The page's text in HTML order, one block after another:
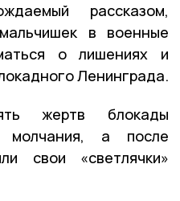
рассказом,
в военные
о лишениях и
Ленинграда.
жертв блокады
молчания, а после
свои «светлячки»